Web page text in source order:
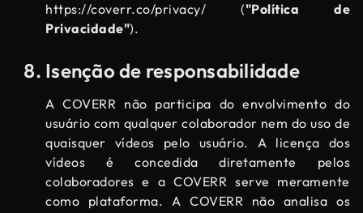
https://coverr.co/privacy/ ("Política de
Privacidade").
Isenção de responsabilidade
A COVERR não participa do envolvimento do
usuário com qualquer colaborador nem do uso de
quaisquer vídeos pelo usuário. A licença dos
vídeos é concedida diretamente pelos
colaboradores e a COVERR serve meramente
como plataforma. A COVERR não analisa os